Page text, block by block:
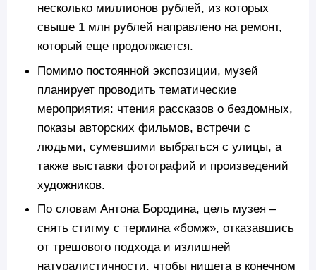
несколько миллионов рублей, из которых
свыше 1 млн рублей направлено на ремонт,
который еще продолжается.
Помимо постоянной экспозиции, музей
планирует проводить тематические
мероприятия: чтения рассказов о бездомных,
показы авторских фильмов, встречи с
людьми, сумевшими выбраться с улицы, а
также выставки фотографий и произведений
художников.
По словам Антона Бородина, цель музея –
снять стигму с термина «бомж», отказавшись
от трешового подхода и излишней
натуралистичности, чтобы нищета в конечном